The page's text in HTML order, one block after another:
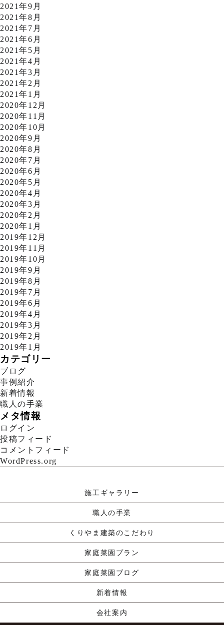
2021年9月
2021年8月
2021年7月
2021年6月
2021年5月
2021年4月
2021年3月
2021年2月
2021年1月
2020年12月
2020年11月
2020年10月
2020年9月
2020年8月
2020年7月
2020年6月
2020年5月
2020年4月
2020年3月
2020年2月
2020年1月
2019年12月
2019年11月
2019年10月
2019年9月
2019年8月
2019年7月
2019年6月
2019年4月
2019年3月
2019年2月
2019年1月
カテゴリー
ブログ
事例紹介
新着情報
職人の手業
メタ情報
ログイン
投稿フィード
コメントフィード
WordPress.org
施工ギャラリー
職人の手業
くりやま建築のこだわり
家庭菜園プラン
家庭菜園ブログ
新着情報
会社案内